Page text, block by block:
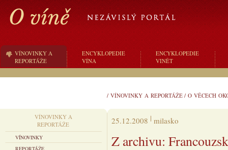
VÍNOVINKY A
REPORTÁŽE
ENCYKLOPEDIE
VÍNA
ENCYKLOPEDIE
VINĚT
/ VÍNOVINKY A REPORTÁŽE / O VĚCECH
VÍNOVINKY A
REPORTÁŽE
VÍNOVINKY
REPORTÁŽE
25.12.2008 milasko
Z archivu: